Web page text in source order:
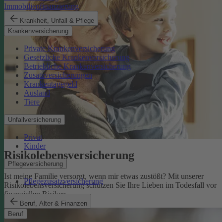
Immobilienfinanzierung
Krankheit, Unfall & Pflege
Krankenversicherung
Private Krankenversicherung
Gesetzliche Krankenversicherung
Betriebliche Krankenversicherung
Zusatzversicherungen
Krankentagegeld
Ausland
Tiere
Unfallversicherung
Privat
Kinder
Pflegeversicherung
Pflegezusatzversicherung
Beruf, Alter & Finanzen
Beruf
Risikolebens­versicherung
Ist meine Familie versorgt, wenn mir etwas zustößt? Mit unserer
Risikolebensversicherung schützen Sie Ihre Lieben im Todesfall vor
finanziellen Risiken.
Risikolebensversicherung